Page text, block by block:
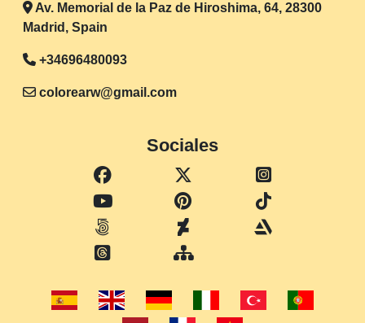
Av. Memorial de la Paz de Hiroshima, 64, 28300
Madrid, Spain
+34696480093
colorearw@gmail.com
Sociales